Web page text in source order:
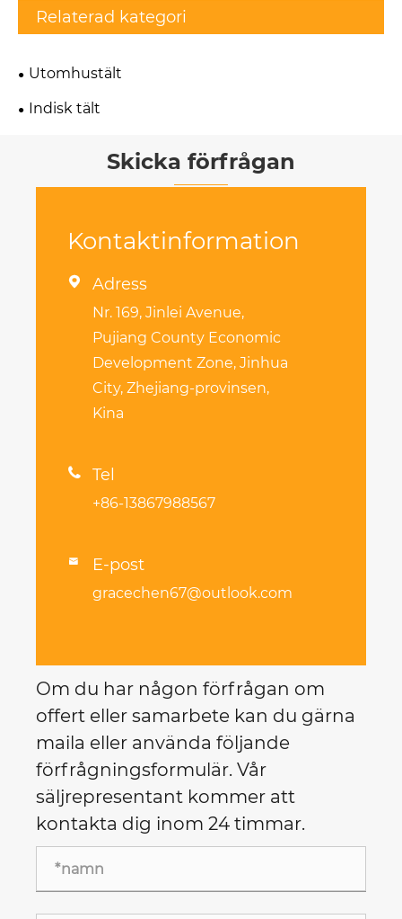
Relaterad kategori
Utomhustält
Indisk tält
Skicka förfrågan
Kontaktinformation
 Adress
Nr. 169, Jinlei Avenue,
Pujiang County Economic
Development Zone, Jinhua
City, Zhejiang-provinsen,
Kina
 Tel
+86-13867988567
 E-post
gracechen67@outlook.com
Om du har någon förfrågan om
offert eller samarbete kan du gärna
maila eller använda följande
förfrågningsformulär. Vår
säljrepresentant kommer att
kontakta dig inom 24 timmar.